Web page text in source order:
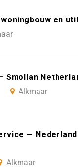
en
Smollan
Alkmaar
—
Alkmaar